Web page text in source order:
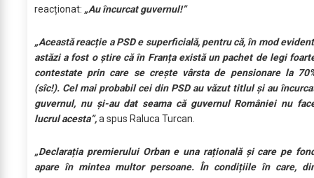
reacționat: „Au încurcat guvernul!”
„Această reacție a PSD e superficială, pentru că, în mod
astăzi a fost o știre că în Franța există un pachet de legi
contestate prin care se crește vârsta de pensionare la
(sîc!). Cel mai probabil cei din PSD au văzut titlul și au
guvernul, nu și-au dat seama că guvernul României nu
lucrul acesta”,a spus Raluca Turcan.
„Declarația premierului Orban e una rațională și care pe
apare în mintea multor persoane. În condițiile în care,